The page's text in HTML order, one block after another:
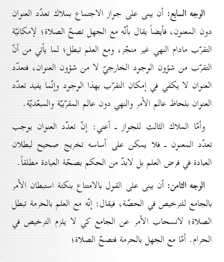
الوجه السابع: أن يبنى على جواز الاجتماع بملاك تعدّد العنوان
دون المعنون، فأيضاً يقال بأنّه مع الجهل تصحّ الصلاة؛ لإمكانيّة
التقرّب مادام النهي غير منجّز، ومع العلم تبطل؛ لما يأتي من أنّ
التقرّب من شؤون الوجود الخارجيّ لا من شؤون العنوان، فتعدّد
العنوان لا يكفي في إمكان التقرّب بهذا الوجود وإنّما يفيد تعدّد
العنوان بلحاظ عالم الأمر والنهي دون عالم المقرّبيّة والمبعّديّة.
وأمّا الملاك الثالث للجواز ـ أعني: إنّ تعدّد العنوان يوجب
تعدّد المعنون ـ فلا يمكن على أساسه تخريج صحيح لبطلان
العبادة في فرض العلم بل لابدّ من الحكم بصحّة العبادة مطلقاً.
الوجه الثامن: أن يبنى على القول بالامتناع بنكتة استبطان الأمر
بالجامع للترخيص في الحصّة، فيقال: إنّه مع العلم بالحرمة تبطل
الصلاة؛ لانسحاب الأمر عن الجامع كي لا يلزم الترخيص في
الحرام. أمّا مع الجهل بالحرمة فتصحّ الصلاة؛